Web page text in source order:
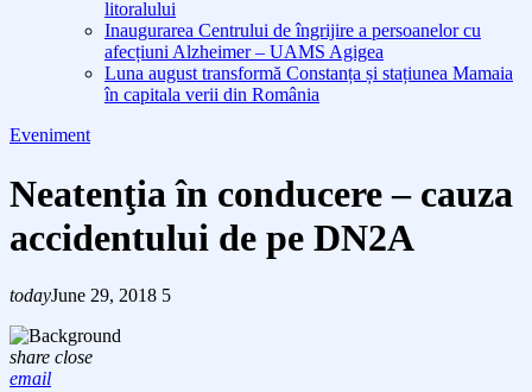
litoralului
Inaugurarea Centrului de îngrijire a persoanelor cu
afecțiuni Alzheimer – UAMS Agigea
Luna august transformă Constanța și stațiunea Mamaia
în capitala verii din România
Eveniment
Neatenţia în conducere – cauza
accidentului de pe DN2A
todayJune 29, 2018 5
share close
email